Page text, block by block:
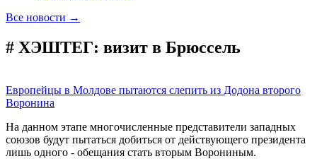
Все новости →
# ХЭШТЕГ: визит в Брюссель
Европейцы в Молдове пытаются слепить из Додона второго
Воронина
На данном этапе многочисленные представители западных
союзов будут пытаться добиться от действующего президента
лишь одного - обещания стать вторым Ворониным.